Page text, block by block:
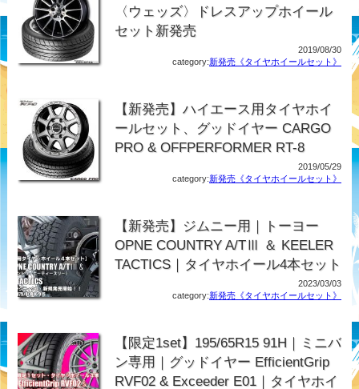
〈ウェッズ〉ドレスアップホイール
セット新発売
2019/08/30
category:新発売《タイヤホイールセット》
【新発売】ハイエース用タイヤホイ
ールセット、グッドイヤー CARGO
PRO & OFFPERFORMER RT-8
2019/05/29
category:新発売《タイヤホイールセット》
【新発売】ジムニー用｜トーヨー
OPNE COUNTRY A/TⅢ ＆ KEELER
TACTICS｜タイヤホイール4本セット
2023/03/03
category:新発売《タイヤホイールセット》
【限定1set】195/65R15 91H｜ミニバ
ン専用｜グッドイヤー EfficientGrip
RVF02 & Exceeder E01｜タイヤホイ